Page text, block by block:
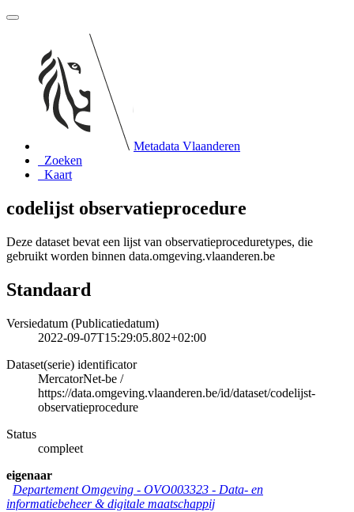
Metadata Vlaanderen
Zoeken
Kaart
codelijst observatieprocedure
Deze dataset bevat een lijst van observatieproceduretypes, die
gebruikt worden binnen data.omgeving.vlaanderen.be
Standaard
Versiedatum (Publicatiedatum)
2022-09-07T15:29:05.802+02:00
Dataset(serie) identificator
MercatorNet-be /
https://data.omgeving.vlaanderen.be/id/dataset/codelijst-
observatieprocedure
Status
compleet
eigenaar
Departement Omgeving - OVO003323 - Data- en
informatiebeheer & digitale maatschappij